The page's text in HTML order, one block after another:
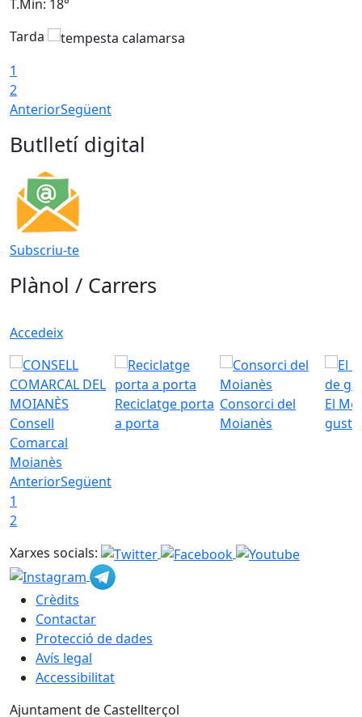
T.Min: 18°
Tarda
1
2
AnteriorSegüent
Butlletí digital
Subscriu-te
Plànol / Carrers
Accedeix
Consell
Comarcal
Moianès
Reciclatge porta
a porta
Consorci del
Moianès
El
gust
AnteriorSegüent
1
2
Xarxes socials:
Crèdits
Contactar
Protecció de dades
Avís legal
Accessibilitat
Ajuntament de Castellterçol